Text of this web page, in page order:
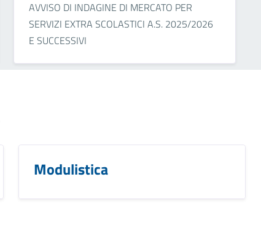
AVVISO DI INDAGINE DI MERCATO PER
SERVIZI EXTRA SCOLASTICI A.S. 2025/2026
E SUCCESSIVI
Modulistica